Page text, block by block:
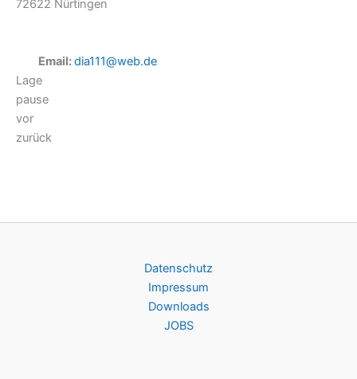
72622 Nürtingen
Email:dia111@web.de
Lage
pause
vor
zurück
Datenschutz
Impressum
Downloads
JOBS